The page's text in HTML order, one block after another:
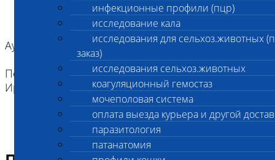
инфекционные профили (пцр)
исследование кала
исследования для сельхоз.животных
заказ)
исследования сельхоз.животных
коагуляционный гемостаз
мочеполовая система
оплата выезда курьера и другой
паразитология
патанатомия
Аутосомно-рецессивный тип наследования.
Порода: Ирландский красный сеттер,
Ирландский красно-белый сеттер